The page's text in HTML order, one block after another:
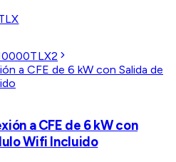
a CFE de 6 kW con
Wifi Incluido